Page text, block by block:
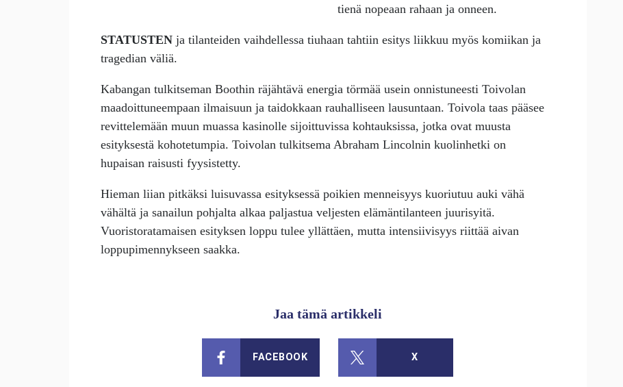
tienä nopeaan rahaan ja onneen.
STATUSTEN ja tilanteiden vaihdellessa tiuhaan tahtiin esitys liikkuu myös komiikan ja
tragedian väliä.
Kabangan tulkitseman Boothin räjähtävä energia törmää usein onnistuneesti Toivolan
maadoittuneempaan ilmaisuun ja taidokkaan rauhalliseen lausuntaan. Toivola taas pääsee
revittelemään muun muassa kasinolle sijoittuvissa kohtauksissa, jotka ovat muusta
esityksestä kohotetumpia. Toivolan tulkitsema Abraham Lincolnin kuolinhetki on
hupaisan raisusti fyysistetty.
Hieman liian pitkäksi luisuvassa esityksessä poikien menneisyys kuoriutuu auki vähä
vähältä ja sanailun pohjalta alkaa paljastua veljesten elämäntilanteen juurisyitä.
Vuoristoratamaisen esityksen loppu tulee yllättäen, mutta intensiivisyys riittää aivan
loppupimennykseen saakka.
Jaa tämä artikkeli
FACEBOOK X